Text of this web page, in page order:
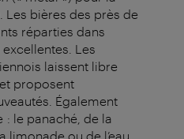
Les bières des près de
réparties dans
Les
laissent libre
proposent
Également
: le panaché, de la
ou de l’eau.